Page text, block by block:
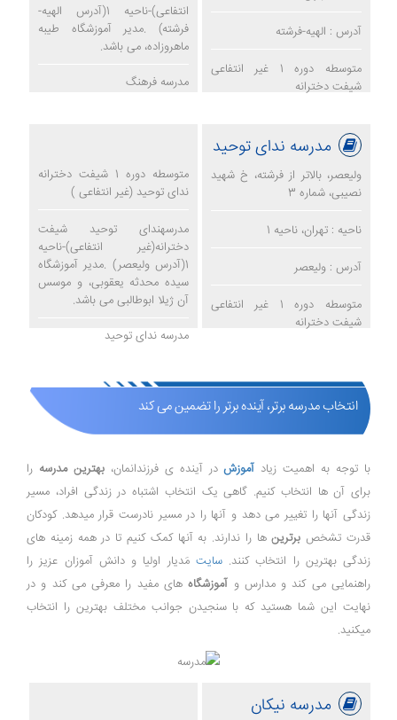
آدرس : الهیه-فرشته
متوسطه دوره 1 غیر انتفاعی
شیفت دخترانه
انتفاعی)-ناحیه 1(آدرس الهیه-
فرشته) .مدیر آموزشگاه طیبه
ماهروزاده، می باشد.
مدرسه فرهنگ
مدرسه ندای توحید
ولیعصر، بالاتر از فرشته، خ شهید
نصیبی، شماره 3
ناحیه : تهران، ناحیه 1
آدرس : ولیعصر
متوسطه دوره 1 غیر انتفاعی
شیفت دخترانه
متوسطه دوره 1 شیفت دخترانه
ندای توحید (غیر انتفاعی )
مدرسهندای توحید شیفت
دخترانه(غیر انتفاعی)-ناحیه
1(آدرس ولیعصر) .مدیر آموزشگاه
سیده محدثه یعقوبی، و موسس
آن ژیلا ابوطالبی می باشد.
مدرسه ندای توحید
انتخاب مدرسه برتر، آینده برتر را تضمین می کند
با توجه به اهمیت زیاد آموزشدر آینده ی فرزندانمان،بهترین مدرسه را
برای آن ها انتخاب کنیم. گاهی یک انتخاب اشتباه در زندگی افراد، مسیر
زندگی آنها را تغییر می دهد و آنها را در مسیر نادرست قرار میدهد. کودکان
قدرت تشخص برترینها را ندارند. به آنها کمک کنیم تا در همه زمینه های
زندگی بهترین را انتخاب کنند.سایت مَدیار اولیا و دانش آموزان عزیز را
راهنمایی می کند و مدارس و آموزشگاههای مفید را معرفی می کند و در
نهایت این شما هستید که با سنجیدن جوانب مختلف بهترین را انتخاب
میکنید.
مدرسه نیکان